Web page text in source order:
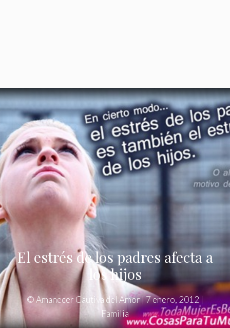
El estrés de los padres afecta a
los hijos
©Amanecer Cautiva del Amor|7 enero, 2012|
Familia